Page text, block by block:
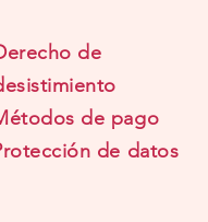
de
de pago
de datos